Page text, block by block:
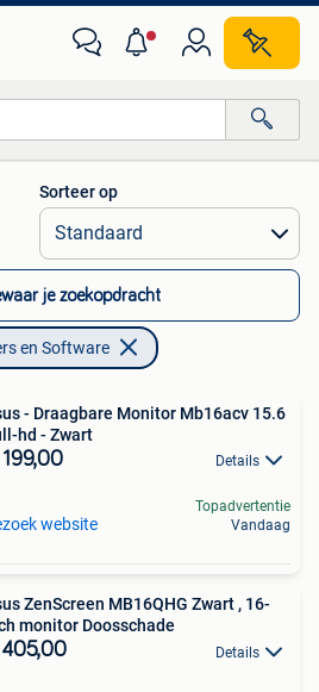
afstanden…
Sorteer op
je zoekopdracht
en Software
Monitor Mb16acv 15.6
Full-hd - Zwart
Details
website
Topadvertentie
Vandaag
ZenScreen MB16QHG Zwart , 16-
monitor Doosschade
Details